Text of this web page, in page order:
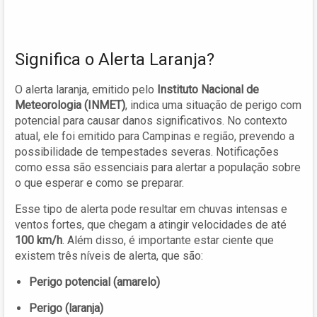
Significa o Alerta Laranja?
O alerta laranja, emitido pelo Instituto Nacional de
Meteorologia (INMET), indica uma situação de perigo com
potencial para causar danos significativos. No contexto
atual, ele foi emitido para Campinas e região, prevendo a
possibilidade de tempestades severas. Notificações
como essa são essenciais para alertar a população sobre
o que esperar e como se preparar.
Esse tipo de alerta pode resultar em chuvas intensas e
ventos fortes, que chegam a atingir velocidades de até
100 km/h. Além disso, é importante estar ciente que
existem três níveis de alerta, que são:
Perigo potencial (amarelo)
Perigo (laranja)